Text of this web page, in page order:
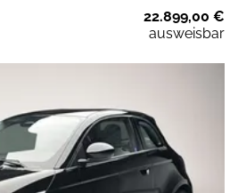
22.899,00 €
ausweisbar